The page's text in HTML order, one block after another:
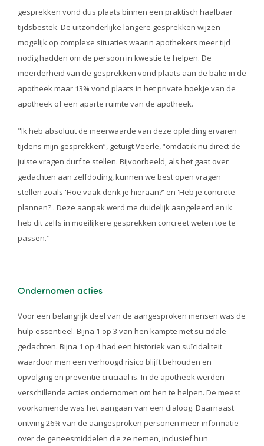
gesprekken vond dus plaats binnen een praktisch haalbaar
tijdsbestek. De uitzonderlijke langere gesprekken wijzen
mogelijk op complexe situaties waarin apothekers meer tijd
nodig hadden om de persoon in kwestie te helpen. De
meerderheid van de gesprekken vond plaats aan de balie in de
apotheek maar 13% vond plaats in het private hoekje van de
apotheek of een aparte ruimte van de apotheek.
"Ik heb absoluut de meerwaarde van deze opleiding ervaren
tijdens mijn gesprekken”, getuigt Veerle, “omdat ik nu direct de
juiste vragen durf te stellen. Bijvoorbeeld, als het gaat over
gedachten aan zelfdoding, kunnen we best open vragen
stellen zoals 'Hoe vaak denk je hieraan?' en 'Heb je concrete
plannen?'. Deze aanpak werd me duidelijk aangeleerd en ik
heb dit zelfs in moeilijkere gesprekken concreet weten toe te
passen."
Ondernomen acties
Voor een belangrijk deel van de aangesproken mensen was de
hulp essentieel. Bijna 1 op 3 van hen kampte met suïcidale
gedachten. Bijna 1 op 4 had een historiek van suïcidaliteit
waardoor men een verhoogd risico blijft behouden en
opvolging en preventie cruciaal is. In de apotheek werden
verschillende acties ondernomen om hen te helpen. De meest
voorkomende was het aangaan van een dialoog. Daarnaast
ontving 26% van de aangesproken personen meer informatie
over de geneesmiddelen die ze nemen, inclusief hun